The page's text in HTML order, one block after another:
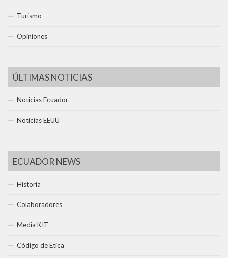
Turismo
Opiniones
ÚLTIMAS NOTICIAS
Noticias Ecuador
Noticias EEUU
ECUADOR NEWS
Historia
Colaboradores
Media KIT
Código de Ética